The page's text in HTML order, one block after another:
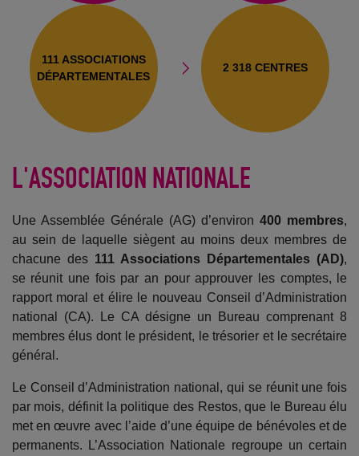
111 ASSOCIATIONS
DÉPARTEMENTALES
2 318 CENTRES
L'ASSOCIATION NATIONALE
Une Assemblée Générale (AG) d’environ400 membres,
au sein de laquelle siègent au moins deux membres de
chacune des 111 Associations Départementales (AD),
se réunit une fois par an pour approuver les comptes, le
rapport moral et élire le nouveau Conseil d’Administration
national (CA). Le CA désigne un Bureau comprenant 8
membres élus dont le président, le trésorier et le secrétaire
général.
Le Conseil d’Administration national, qui se réunit une fois
par mois, définit la politique des Restos, que le Bureau élu
met en œuvre avec l’aide d’une équipe de bénévoles et de
permanents. L’Association Nationale regroupe un certain